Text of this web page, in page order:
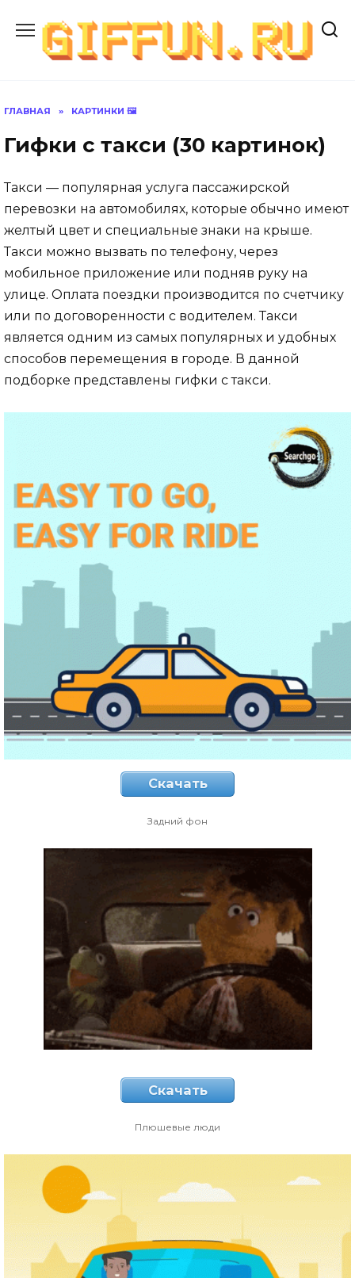
содержанию
ГЛАВНАЯ » КАРТИНКИ 🖼
Гифки с такси (30 картинок)
Такси — популярная услуга пассажирской
перевозки на автомобилях, которые обычно имеют
желтый цвет и специальные знаки на крыше.
Такси можно вызвать по телефону, через
мобильное приложение или подняв руку на
улице. Оплата поездки производится по счетчику
или по договоренности с водителем. Такси
является одним из самых популярных и удобных
способов перемещения в городе. В данной
подборке представлены гифки с такси.
Скачать
Задний фон
Скачать
Плюшевые люди